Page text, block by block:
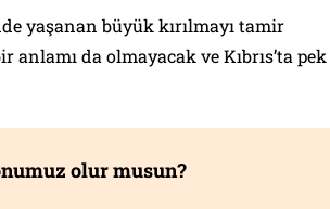
yaşanan büyük kırılmayı tamir
da olmayacak ve Kıbrıs’ta pek
olur musun?